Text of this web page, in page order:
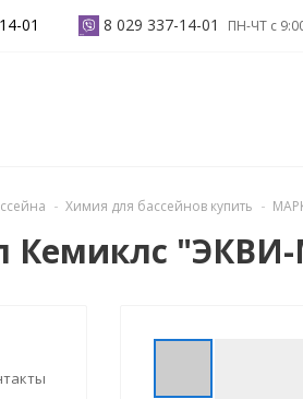
01 8 029 337-14-01 ПН-ЧТ с
Химия для бассейнов купить
Кемиклс